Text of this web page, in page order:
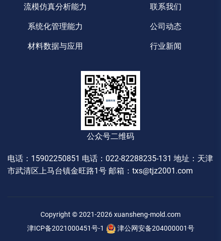
流模仿真分析能力
系统化管理能力
材料数据与应用
联系我们
公司动态
行业新闻
公众号二维码
电话：15902250851 电话：022-82288235-131 地址：天津
市武清区上马台镇金旺路1号 邮箱：txs@tjz2001.com
Copyright © 2021-2026xuansheng-mold.com
津ICP备2021000451号-1
津公网安备204000001号